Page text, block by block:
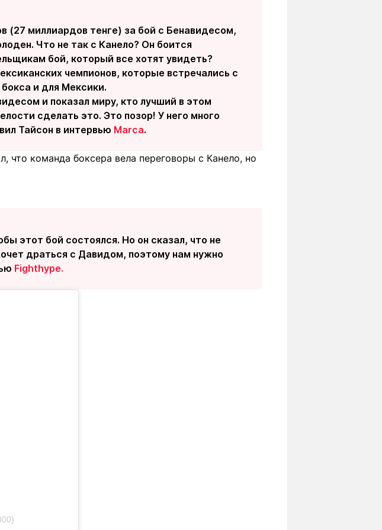
(27 миллиардов тенге) за бой с Бенавидесом,
Что не так с Канело? Он боится
бой, который все хотят увидеть?
чемпионов, которые встречались с
и для Мексики.
и показал миру, кто лучший в этом
сделать это. Это позор! У него много
Тайсон в интервью Marca.
что команда боксера вела переговоры с Канело, но
этот бой состоялся. Но он сказал, что не
драться с Давидом, поэтому нам нужно
Fighthype.